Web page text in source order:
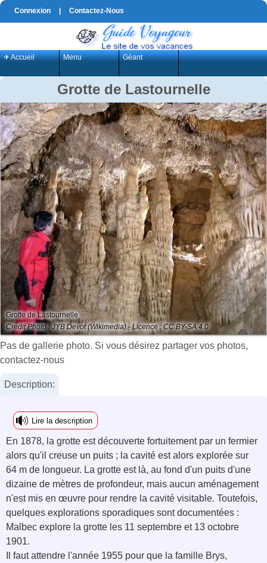
Connexion Contactez-Nous
✈ Accueil Menu Géant
Grotte de Lastournelle
Grotte de Lastournelle
Crédit Photo : JYB Devot (Wikimedia) - Licence : CC BY-SA 4.0
Pas de gallerie photo. Si vous désirez partager vos photos,
contactez-nous
Description:
Lire la description
En 1878, la grotte est découverte fortuitement par un fermier
alors qu'il creuse un puits ; la cavité est alors explorée sur
64 m de longueur. La grotte est là, au fond d'un puits d'une
dizaine de mètres de profondeur, mais aucun aménagement
n'est mis en œuvre pour rendre la cavité visitable. Toutefois,
quelques explorations sporadiques sont documentées :
Malbec explore la grotte les 11 septembre et 13 octobre
1901.
Il faut attendre l'année 1955 pour que la famille Brys,